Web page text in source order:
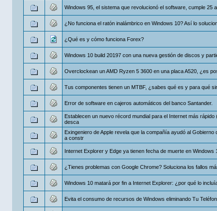
Windows 95, el sistema que revolucionó el software, cumple 25
¿No funciona el ratón inalámbrico en Windows 10? Así lo
¿Qué es y cómo funciona Forex?
Windows 10 build 20197 con una nueva gestión de discos y
Overclockean un AMD Ryzen 5 3600 en una placa A520, ¿es
Tus componentes tienen un MTBF, ¿sabes qué es y para qué
Error de software en cajeros automáticos del banco Santander.
Establecen un nuevo récord mundial para el Internet más rápido
desca
Exingeniero de Apple revela que la compañía ayudó al Gobierno
a constr
Internet Explorer y Edge ya tienen fecha de muerte en Windows
¿Tienes problemas con Google Chrome? Soluciona los fallos
Windows 10 matará por fin a Internet Explorer: ¿por qué lo
Evita el consumo de recursos de Windows eliminando Tu